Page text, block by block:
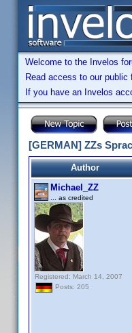
Welcome to the Invelos
Read access to our
If you have an Invelos
[GERMAN] ZZs
Author
Michael_ZZ
... as credited
Registered: March 14, 2007
Posts: 205